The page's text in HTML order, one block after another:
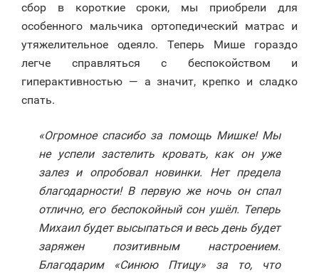
сбор в короткие сроки, мы приобрели для
особенного мальчика ортопедический матрас и
утяжелительное одеяло. Теперь Мише гораздо
легче справляться с беспокойством и
гиперактивностью — а значит, крепко и сладко
спать.
«Огромное спасибо за помощь Мишке! Мы
не успели застелить кровать, как он уже
залез и опробовал новинки. Нет предела
благодарности! В первую же ночь он спал
отлично, его беспокойный сон ушёл. Теперь
Михаил будет высыпаться и весь день будет
заряжен позитивным настроением.
Благодарим «Синюю Птицу» за то, что